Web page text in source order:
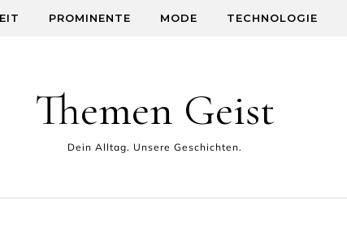
PROMINENTE MODE TECHNOLOGIE
Themen Geist
Dein Alltag. Unsere Geschichten.